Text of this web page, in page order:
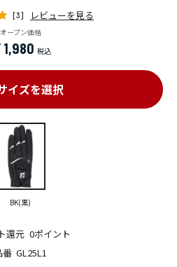
[3] レビューを見る
オープン価格
1,980
番 GL25L1
還元 0ポイント
イズを選択
BK(黒)